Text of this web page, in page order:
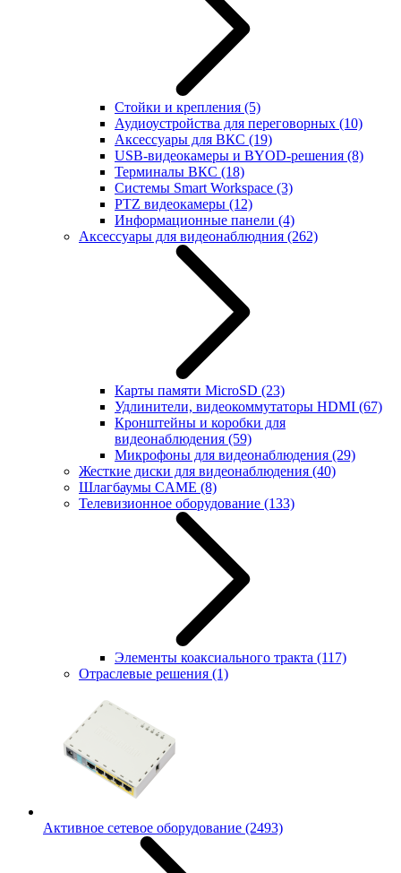
Стойки и крепления (5)
Аудиоустройства для переговорных (10)
Аксессуары для ВКС (19)
USB-видеокамеры и BYOD-решения (8)
Терминалы ВКС (18)
Системы Smart Workspace (3)
PTZ видеокамеры (12)
Информационные панели (4)
Аксессуары для видеонаблюдния (262)
Карты памяти MicroSD (23)
Удлинители, видеокоммутаторы HDMI (67)
Кронштейны и коробки для
видеонаблюдения (59)
Микрофоны для видеонаблюдения (29)
Жесткие диски для видеонаблюдения (40)
Шлагбаумы CAME (8)
Телевизионное оборудование (133)
Элементы коаксиального тракта (117)
Отраслевые решения (1)
Активное сетевое оборудование (2493)